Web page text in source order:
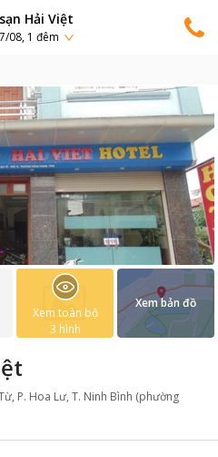
Hải Việt
08, 1 đêm
P. Hoa Lư, T. Ninh Bình (phường
Xem toàn bộ
3 hình
Xem bản đồ